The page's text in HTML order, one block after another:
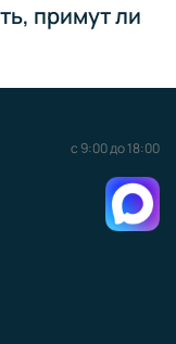
примут ли
с 9:00 до 18:00